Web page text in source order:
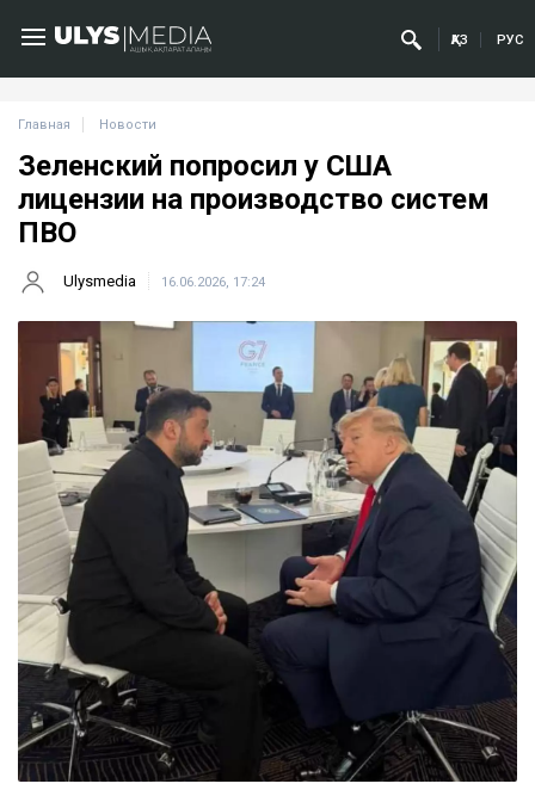
ҚАЗ РУС
Главная Новости
Зеленский попросил у США
лицензии на производство систем
ПВО
Ulysmedia 16.06.2026, 17:24